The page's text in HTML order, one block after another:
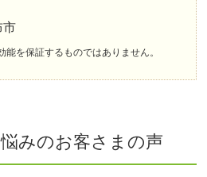
市
を保証するものではありません。
みのお客さまの声